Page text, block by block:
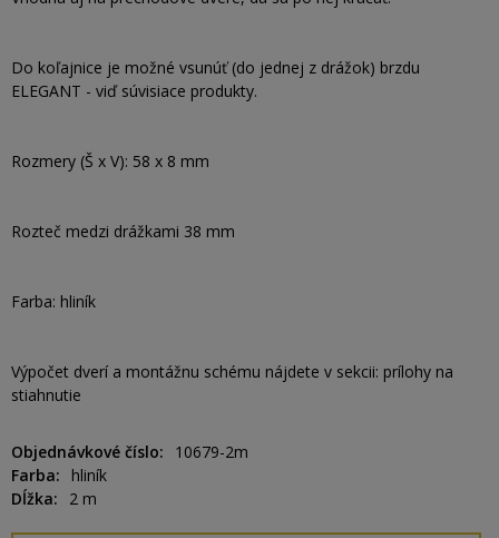
Do koľajnice je možné vsunúť (do jednej z drážok) brzdu
ELEGANT - viď súvisiace produkty.
Rozmery (Š x V): 58 x 8 mm
Rozteč medzi drážkami 38 mm
Farba: hliník
Výpočet dverí a montážnu schému nájdete v sekcii: prílohy na
stiahnutie
Objednávkové číslo
10679-2m
Farba
hliník
Dĺžka
2 m